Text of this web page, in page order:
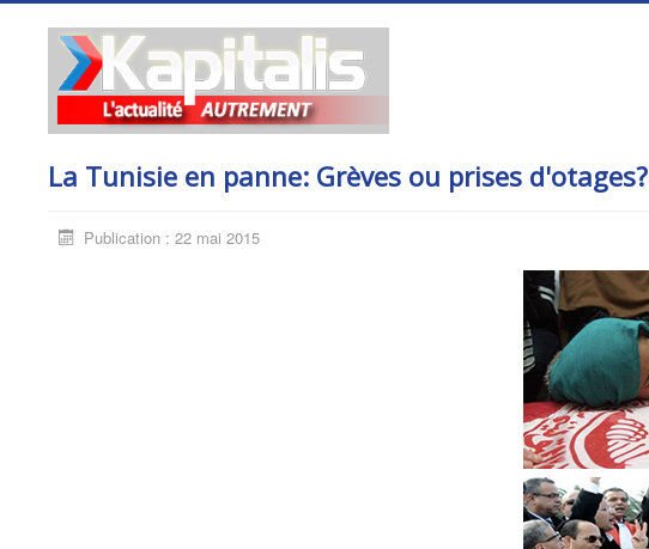
La Tunisie en panne: Grèves ou prises d'otages?
Publication : 22 mai 2015